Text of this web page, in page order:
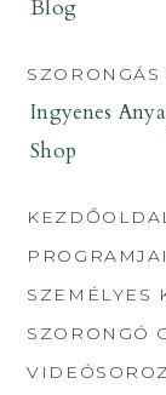
Blog
SZORONGÁS
Ingyenes
Shop
SZEMÉLYES
SZORONGÓ